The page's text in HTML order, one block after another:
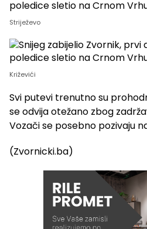
Striježevo
Križevići
Svi putevi trenutno su
se odvija otežano zbog
Vozači se posebno pozivaju
(Zvornicki.ba)